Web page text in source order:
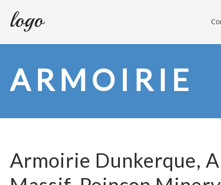
ARMOIRIE
Armoirie Dunkerque,